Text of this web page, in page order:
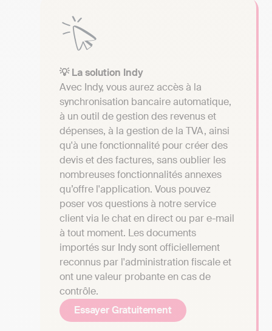
💡 La solution Indy
Avec Indy, vous aurez accès à la
synchronisation bancaire automatique,
à un outil de gestion des revenus et
dépenses, à la gestion de la TVA, ainsi
qu'à une fonctionnalité pour créer des
devis et des factures, sans oublier les
nombreuses fonctionnalités annexes
qu’offre l'application. Vous pouvez
poser vos questions à notre service
client via le chat en direct ou par e-mail
à tout moment. Les documents
importés sur Indy sont officiellement
reconnus par l'administration fiscale et
ont une valeur probante en cas de
contrôle.
Essayer Gratuitement